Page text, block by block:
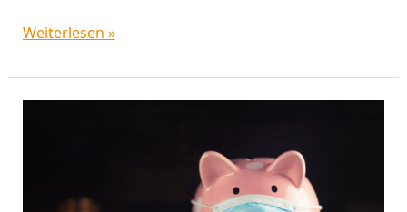
Weiterlesen »